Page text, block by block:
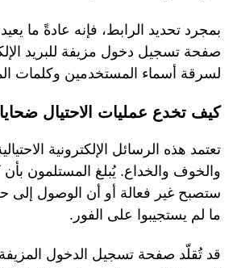
بمجرد تحديد الرابط، فإنه عادةً ما
صفحة تسجيل دخول مزيفة للبريد
لسرقة أسماء المستخدمين وكلمات
كيف تخدع عمليات الاحتيال
تعتمد هذه الرسائل الإلكترونية
والخوف والخداع. يُبلغ المستلمون
ستصبح غير فعالة أو أن الوصول إلى
ما لم يستجيبوا على الفور.
قد تُقلّد صفحة تسجيل الدخول